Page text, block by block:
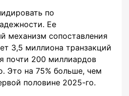
по
Ее
механизм сопоставления
3,5 миллиона транзакций
почти 200 миллиардов
Это на 75% больше, чем
половине 2025-го.